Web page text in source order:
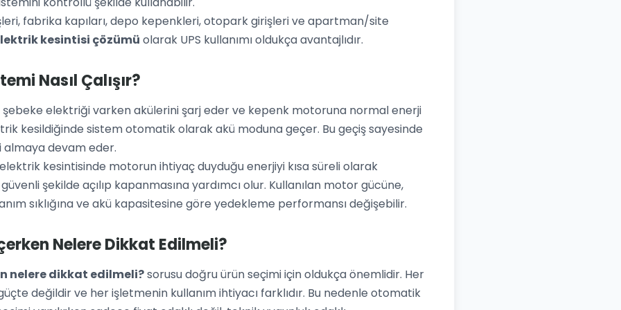
fabrika kapıları, depo kepenkleri, otopark girişleri ve apartman/site
kesintisi çözümü olarak UPS kullanımı oldukça avantajlıdır.
Nasıl Çalışır?
şebeke elektriği varken akülerini şarj eder ve kepenk motoruna normal enerji
kesildiğinde sistem otomatik olarak akü moduna geçer. Bu geçiş sayesinde
devam eder.
kesintisinde motorun ihtiyaç duyduğu enerjiyi kısa süreli olarak
şekilde açılıp kapanmasına yardımcı olur. Kullanılan motor gücüne,
sıklığına ve akü kapasitesine göre yedekleme performansı değişebilir.
Nelere Dikkat Edilmeli?
nelere dikkat edilmeli?sorusu doğru ürün seçimi için oldukça önemlidir. Her
değildir ve her işletmenin kullanım ihtiyacı farklıdır. Bu nedenle otomatik